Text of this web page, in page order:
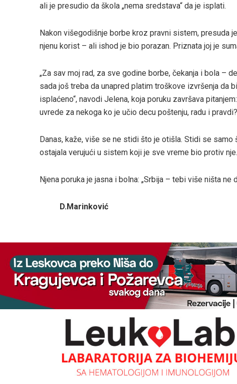
ali je presudio da škola „nema sredstava“ da je isplati.
Nakon višegodišnje borbe kroz pravni sistem, presuda
njenu korist – ali ishod je bio porazan. Priznata joj je
„Za sav moj rad, za sve godine borbe, čekanja i bola –
sada još treba da unapred platim troškove izvršenja da
isplaćeno“, navodi Jelena, koja poruku završava
uvrede za nekoga ko je učio decu poštenju, radu i
Danas, kaže, više se ne stidi što je otišla. Stidi se samo
ostajala verujući u sistem koji je sve vreme bio protiv nje.
Njena poruka je jasna i bolna: „Srbija – tebi više ništa ne
D.Marinković